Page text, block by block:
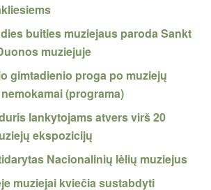
buities muziejaus paroda Sankt
muziejuje
gimtadienio proga po muziejų
(programa)
lankytojams atvers virš 20
ekspozicijų
Nacionalinių lėlių muziejus
muziejai kviečia sustabdyti